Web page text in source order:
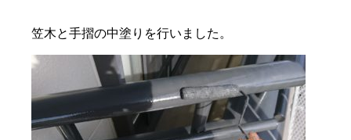
笠木と手摺の中塗りを行いました。